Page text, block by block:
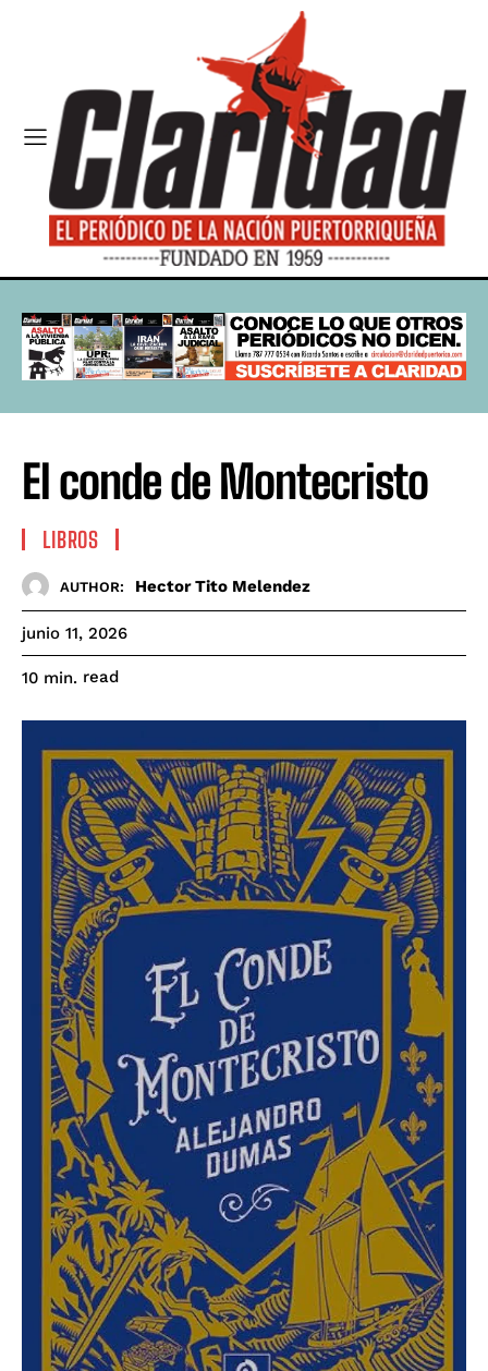
El conde de Montecristo
LIBROS
AUTHOR: Hector Tito Melendez
junio 11, 2026
10 min. read